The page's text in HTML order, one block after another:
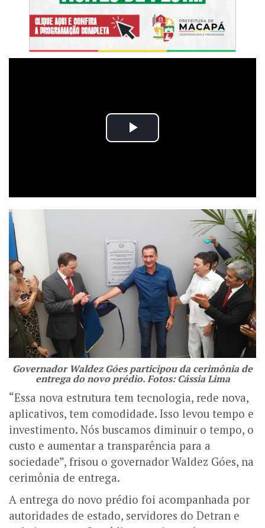
Governador Waldez Góes participou da cerimônia de
entrega do novo prédio. Fotos: Cássia Lima
“Essa nova estrutura tem tecnologia, rede nova,
aplicativos, tem comodidade. Isso levou tempo e
investimento. Nós buscamos diminuir o tempo, o
custo e aumentar a transparência para a
sociedade”, frisou o governador Waldez Góes, na
cerimônia de entrega.
A entrega do novo prédio foi acompanhada por
autoridades de estado, servidores do Detran e